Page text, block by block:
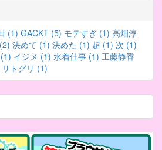
(1) GACKT (5) モテすぎ (1) 高畑淳
決めて (1) 決めた (1) 超 (1) 次 (1)
イジメ (1) 水着仕事 (1) 工藤静香
リトグリ (1)